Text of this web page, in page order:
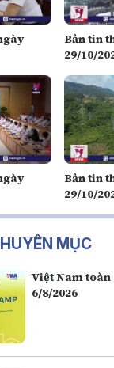
Bản tin
29/10/
Bản tin
29/10/
MỤC
Việt Nam toàn
6/8/2026